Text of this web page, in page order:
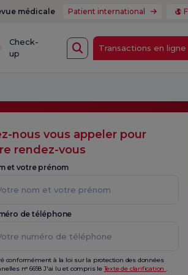
médicale Patient international
Check-
up
Transactions en ligne
nous vous appeler pour
rendez-vous
et votre prénom
de téléphone
conformément à la loi sur la protection des données
n° 6698 J'ai lu et compris leTexte de clarification .